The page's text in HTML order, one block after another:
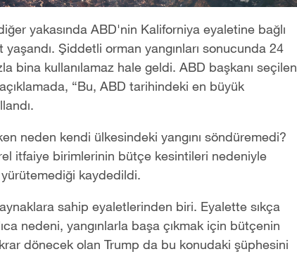
yakasında ABD'nin Kaliforniya eyaletine bağlı
Şiddetli orman yangınları sonucunda 24
bina kullanılamaz hale geldi. ABD başkanı seçilen
“Bu, ABD tarihindeki en büyük
neden kendi ülkesindeki yangını söndüremedi?
itfaiye birimlerinin bütçe kesintileri nedeniyle
yürütemediği kaydedildi.
sahip eyaletlerinden biri. Eyalette sıkça
nedeni, yangınlarla başa çıkmak için bütçenin
dönecek olan Trump da bu konudaki şüphesini